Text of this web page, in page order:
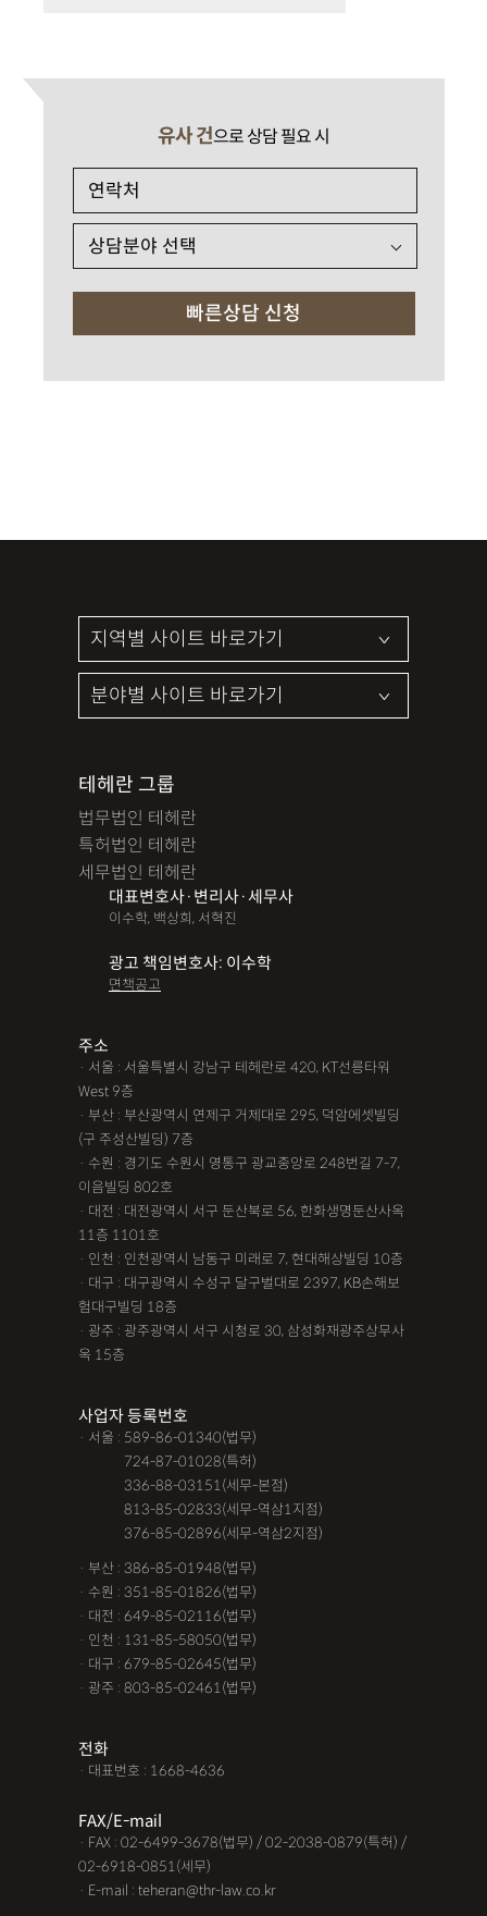
유사 건으로 상담 필요 시
테헤란 그룹
법무법인 테헤란
특허법인 테헤란
세무법인 테헤란
대표변호사·변리사·세무사
이수학, 백상희, 서혁진
광고 책임변호사: 이수학
면책공고
주소
· 서울 : 서울특별시 강남구 테헤란로 420, KT선릉타워
West 9층
· 부산 : 부산광역시 연제구 거제대로 295, 덕암에셋빌딩
(구 주성산빌딩) 7층
· 수원 : 경기도 수원시 영통구 광교중앙로 248번길 7-7,
이음빌딩 802호
· 대전 : 대전광역시 서구 둔산북로 56, 한화생명둔산사옥
11층 1101호
· 인천 : 인천광역시 남동구 미래로 7, 현대해상빌딩 10층
· 대구 : 대구광역시 수성구 달구벌대로 2397, KB손해보
험대구빌딩 18층
· 광주 : 광주광역시 서구 시청로 30, 삼성화재광주상무사
옥 15층
사업자 등록번호
· 서울 : 589-86-01340(법무)
724-87-01028(특허)
336-88-03151(세무-본점)
813-85-02833(세무-역삼1지점)
376-85-02896(세무-역삼2지점)
· 부산 : 386-85-01948(법무)
· 수원 : 351-85-01826(법무)
· 대전 : 649-85-02116(법무)
· 인천 : 131-85-58050(법무)
· 대구 : 679-85-02645(법무)
· 광주 : 803-85-02461(법무)
전화
· 대표번호 : 1668-4636
FAX/E-mail
· FAX : 02-6499-3678(법무) / 02-2038-0879(특허) /
02-6918-0851(세무)
· E-mail : teheran@thr-law.co.kr